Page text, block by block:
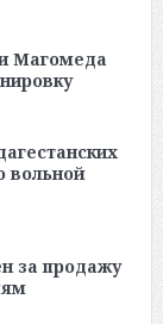
Магомеда
вольной
за продажу